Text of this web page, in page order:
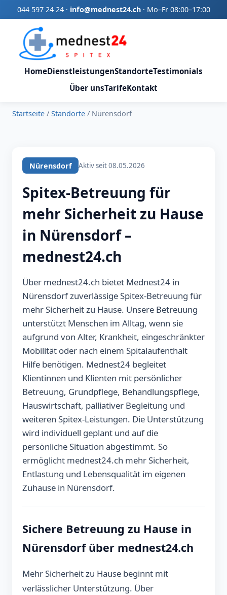
044 597 24 24· info@mednest24.ch· Mo–Fr 08:00–17:00
HomeDienstleistungenStandorteTestimonials
Über unsTarifeKontakt
Startseite / Standorte / Nürensdorf
Nürensdorf Aktiv seit 08.05.2026
Spitex-Betreuung für
mehr Sicherheit zu Hause
in Nürensdorf –
mednest24.ch
Über mednest24.ch bietet Mednest24 in
Nürensdorf zuverlässige Spitex-Betreuung für
mehr Sicherheit zu Hause. Unsere Betreuung
unterstützt Menschen im Alltag, wenn sie
aufgrund von Alter, Krankheit, eingeschränkter
Mobilität oder nach einem Spitalaufenthalt
Hilfe benötigen. Mednest24 begleitet
Klientinnen und Klienten mit persönlicher
Betreuung, Grundpflege, Behandlungspflege,
Hauswirtschaft, palliativer Begleitung und
weiteren Spitex-Leistungen. Die Unterstützung
wird individuell geplant und auf die
persönliche Situation abgestimmt. So
ermöglicht mednest24.ch mehr Sicherheit,
Entlastung und Lebensqualität im eigenen
Zuhause in Nürensdorf.
Sichere Betreuung zu Hause in
Nürensdorf über mednest24.ch
Mehr Sicherheit zu Hause beginnt mit
verlässlicher Unterstützung. Über